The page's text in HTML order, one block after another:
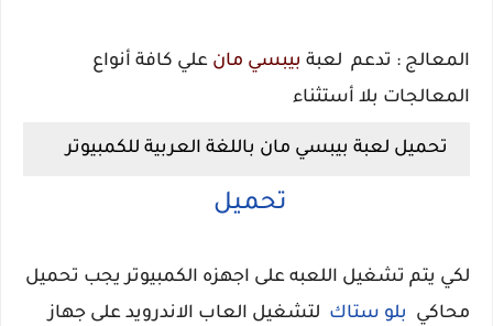
المعالج : تدعم لعبة بيبسي مان علي كافة أنواع
المعالجات بلا أستثناء
تحميل لعبة بيبسي مان باللغة العربية للكمبيوتر
تحميل
لكي يتم تشغيل اللعبه على اجهزه الكمبيوتر يجب تحميل
محاكي
بلو ستاك لتشغيل العاب الاندرويد على جهاز